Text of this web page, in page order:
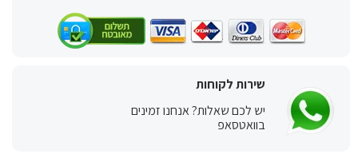
שירות לקוחות
יש לכם שאלות? אנחנו זמינים
בוואטסאפ